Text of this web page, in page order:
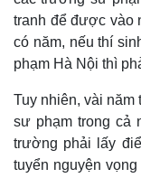
Thế giới
tranh để được vào
có năm, nếu thí
phạm Hà Nội thì
Tuy nhiên, vài năm
sư phạm trong cả
trường phải lấy
tuyển nguyện